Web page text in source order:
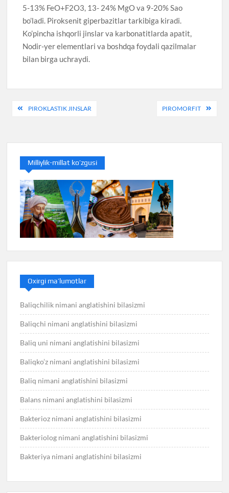
5-13% FeO+F2O3, 13- 24% MgO va 9-20% Sao
bo’ladi. Piroksenit giperbazitlar tarkibiga kiradi.
Ko’pincha ishqorli jinslar va karbonatitlarda apatit,
Nodir-yer elementlari va boshdqa foydali qazilmalar
bilan birga uchraydi.
PostPIROKLASTIK JINSLAR PIROMORFIT
Milliylik-millat ko’zgusi
Oxirgi ma’lumotlar
Baliqchilik nimani anglatishini bilasizmi
Baliqchi nimani anglatishini bilasizmi
Baliq uni nimani anglatishini bilasizmi
Baliqko’z nimani anglatishini bilasizmi
Baliq nimani anglatishini bilasizmi
Balans nimani anglatishini bilasizmi
Bakterioz nimani anglatishini bilasizmi
Bakteriolog nimani anglatishini bilasizmi
Bakteriya nimani anglatishini bilasizmi